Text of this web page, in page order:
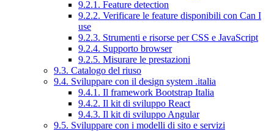
9.2.1. Feature detection
9.2.2. Verificare le feature disponibili con Can I
use
9.2.3. Strumenti e risorse per CSS e JavaScript
9.2.4. Supporto browser
9.2.5. Misurare le prestazioni
9.3. Catalogo del riuso
9.4. Sviluppare con il design system .italia
9.4.1. Il framework Bootstrap Italia
9.4.2. Il kit di sviluppo React
9.4.3. Il kit di sviluppo Angular
9.5. Sviluppare con i modelli di sito e servizi